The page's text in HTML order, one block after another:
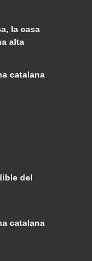
la casa
alta
catalana
del
catalana